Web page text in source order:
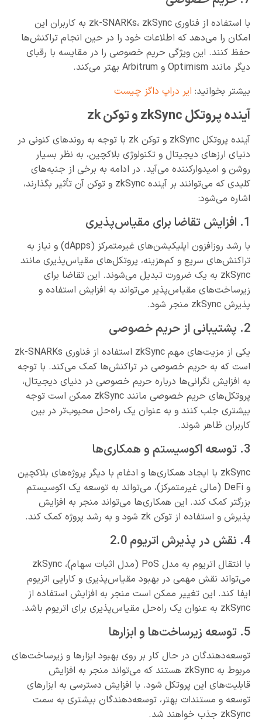
با استفاده از فناوری zk-SNARKs، zkSync به کاربران این
امکان را می‌دهد که اطلاعات خود را در حین انجام تراکنش‌ها
حفظ کنند. این ویژگی حریم خصوصی را در مقایسه با رقبای
دیگر مانند Optimism و Arbitrum بهتر می‌کند.
بیشتر بخوانید: ایر دراپ داگز چیست
آینده پروتکل zkSync و توکن zk
آینده پروتکل zkSync و توکن zk با توجه به روندهای کنونی در
دنیای ارزهای دیجیتال و تکنولوژی بلاکچین، به نظر بسیار
روشن و امیدوارکننده می‌آید. در ادامه به برخی از جنبه‌های
کلیدی که می‌توانند بر آینده zkSync و توکن آن تأثیر بگذارند،
اشاره می‌شود:
1. افزایش تقاضا برای مقیاس‌پذیری
با رشد روزافزون اپلیکیشن‌های غیرمتمرکز (dApps) و نیاز به
تراکنش‌های سریع و کم‌هزینه، پروتکل‌های مقیاس‌پذیری مانند
zkSync به یک ضرورت تبدیل می‌شوند. این تقاضا برای
زیرساخت‌های مقیاس‌پذیر می‌تواند به افزایش استفاده و
پذیرش zkSync منجر شود.
2. پشتیبانی از حریم خصوصی
یکی از مزیت‌های مهم zkSync استفاده از فناوری zk-SNARKs
است که به حریم خصوصی در تراکنش‌ها کمک می‌کند. با توجه
به افزایش نگرانی‌ها درباره حریم خصوصی در دنیای دیجیتال،
پروتکل‌های حریم خصوصی مانند zkSync ممکن است توجه
بیشتری جلب کنند و به عنوان یک راه‌حل محبوب‌تر در بین
کاربران ظاهر شوند.
3. توسعه اکوسیستم و همکاری‌ها
zkSync با ایجاد همکاری‌ها و ادغام با دیگر پروژه‌های بلاکچین
و DeFi (مالی غیرمتمرکز)، می‌تواند به توسعه یک اکوسیستم
بزرگتر کمک کند. این همکاری‌ها می‌تواند منجر به افزایش
پذیرش و استفاده از توکن zk شود و به رشد پروژه کمک کند.
4. نقش در پذیرش اتریوم 2.0
با انتقال اتریوم به مدل PoS (مدل اثبات سهام)، zkSync
می‌تواند نقش مهمی در بهبود مقیاس‌پذیری و کارایی اتریوم
ایفا کند. این تغییر ممکن است منجر به افزایش استفاده از
zkSync به عنوان یک راه‌حل مقیاس‌پذیری برای اتریوم باشد.
5. توسعه زیرساخت‌ها و ابزارها
توسعه‌دهندگان در حال کار بر روی بهبود ابزارها و زیرساخت‌های
مربوط به zkSync هستند که می‌تواند منجر به افزایش
قابلیت‌های این پروتکل شود. با افزایش دسترسی به ابزارهای
توسعه و مستندات بهتر، توسعه‌دهندگان بیشتری به سمت
zkSync جذب خواهند شد.